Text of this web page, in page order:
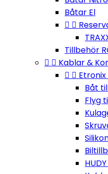
Båtar El
 
Tillbehör
  Kablar &
 
Båt
Flyg